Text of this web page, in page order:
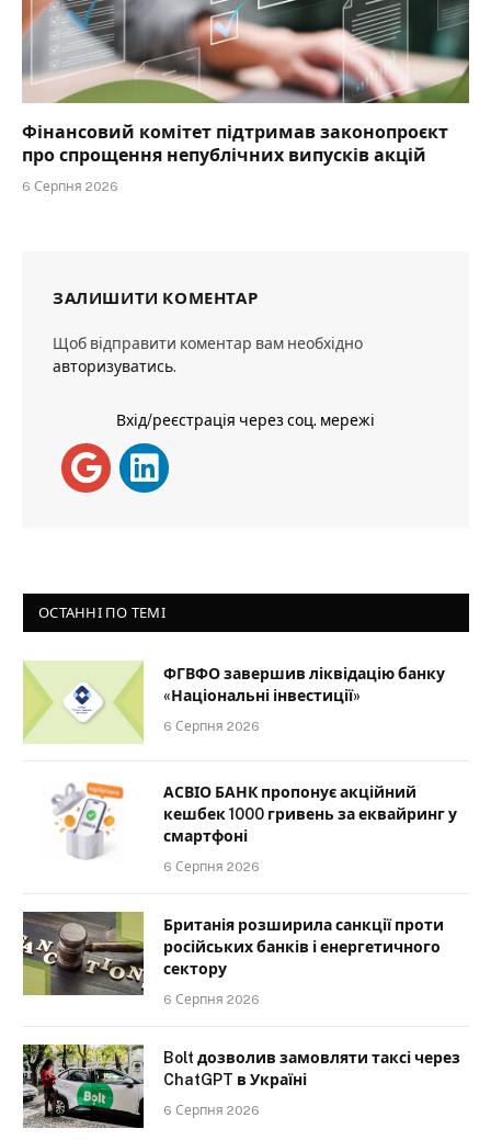
Фінансовий комітет підтримав законопроєкт
про спрощення непублічних випусків акцій
6 Серпня 2026
ЗАЛИШИТИ КОМЕНТАР
Щоб відправити коментар вам необхідно
авторизуватись.
Вхід/реєстрація через соц. мережі
ОСТАННІ ПО ТЕМІ
ФГВФО завершив ліквідацію банку
«Національні інвестиції»
6 Серпня 2026
АСВІО БАНК пропонує акційний
кешбек 1000 гривень за еквайринг у
смартфоні
6 Серпня 2026
Британія розширила санкції проти
російських банків і енергетичного
сектору
6 Серпня 2026
Bolt дозволив замовляти таксі через
ChatGPT в Україні
6 Серпня 2026